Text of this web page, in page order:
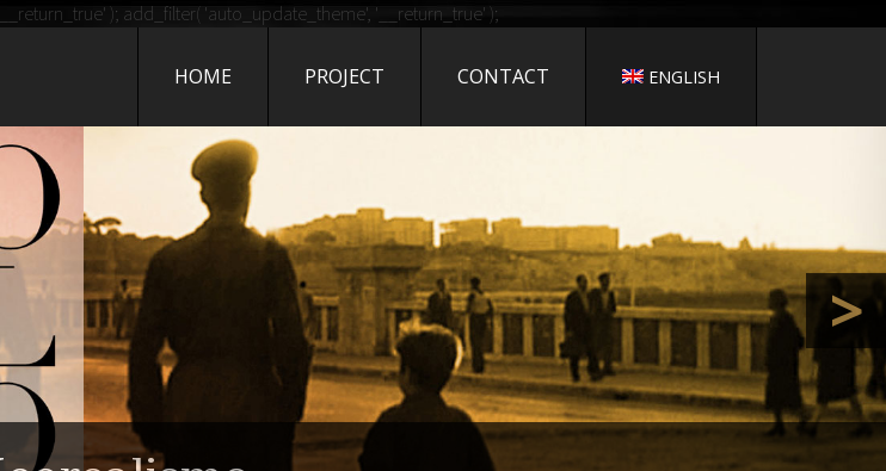
); add_filter( 'auto_update_theme', '__return_true' );
CINEMA
TARGATO WORDPRESS
HOME PROJECT CONTACT ENGLISH
>